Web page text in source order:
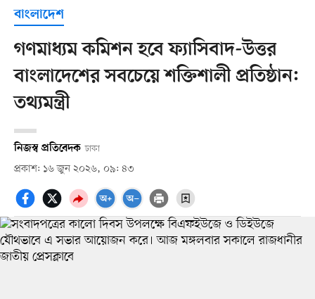
বাংলাদেশ
গণমাধ্যম কমিশন হবে ফ্যাসিবাদ-উত্তর
বাংলাদেশের সবচেয়ে শক্তিশালী প্রতিষ্ঠান:
তথ্যমন্ত্রী
নিজস্ব প্রতিবেদক ঢাকা
প্রকাশ: ১৬ জুন ২০২৬, ০৯: ৪৩